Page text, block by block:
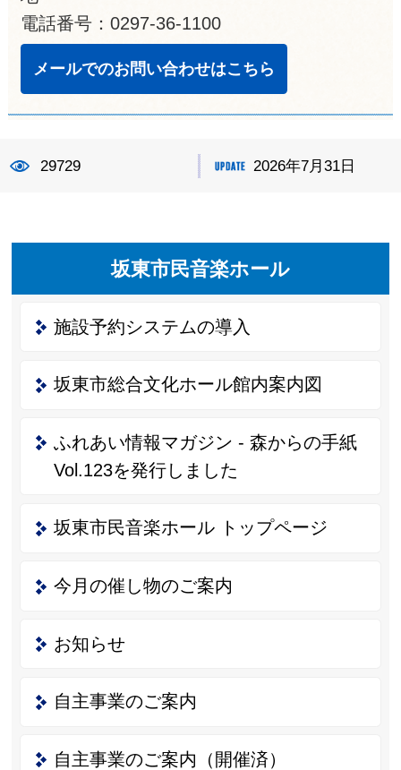
電話番号：0297-36-1100
メールでのお問い合わせはこちら
29729 2026年7月31日
坂東市民音楽ホール
施設予約システムの導入
坂東市総合文化ホール館内案内図
ふれあい情報マガジン - 森からの手紙
Vol.123を発行しました
坂東市民音楽ホール トップページ
今月の催し物のご案内
お知らせ
自主事業のご案内
自主事業のご案内（開催済）